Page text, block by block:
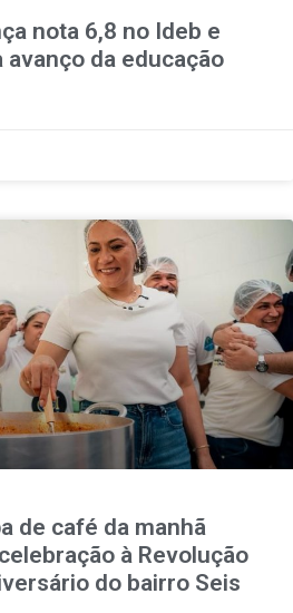
nota 6,8 no Ideb e
da educação
de café da manhã
à Revolução
do bairro Seis